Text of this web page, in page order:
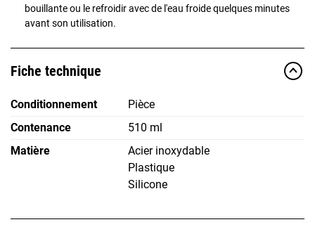
bouillante ou le refroidir avec de l'eau froide quelques minutes
avant son utilisation.
Fiche technique
Conditionnement
Pièce
Contenance
510 ml
Matière
Acier inoxydable
Plastique
Silicone